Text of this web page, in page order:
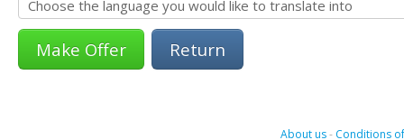
Return
About us- Conditions